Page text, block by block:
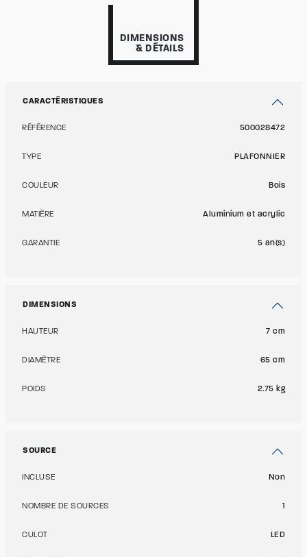
DIMENSIONS
& DÉTAILS
CARACTÉRISTIQUES
RÉFÉRENCE 500028472
TYPE PLAFONNIER
COULEUR Bois
MATIÈRE Aluminium et acrylic
GARANTIE 5 an(s)
DIMENSIONS
HAUTEUR 7 cm
DIAMÈTRE 65 cm
POIDS 2.75 kg
SOURCE
INCLUSE Non
NOMBRE DE SOURCES 1
CULOT LED